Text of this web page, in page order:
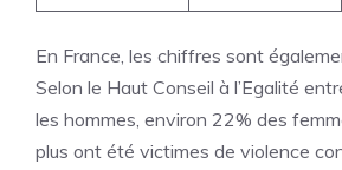
En France, les chiffres sont
Selon le Haut Conseil à l’Egalité
les hommes, environ 22% des
plus ont été victimes de violence